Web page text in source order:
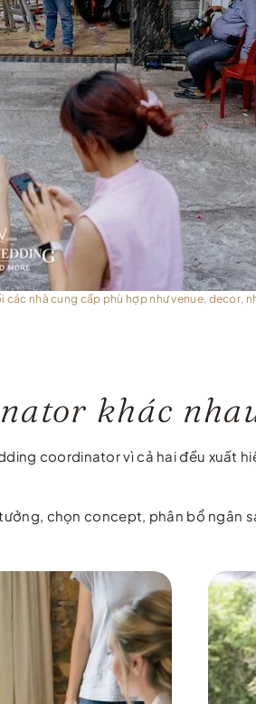
nhà cung cấp phù hợp như venue, decor,
khác
coordinator vì cả hai đều xuất
chọn concept, phân bổ ngân